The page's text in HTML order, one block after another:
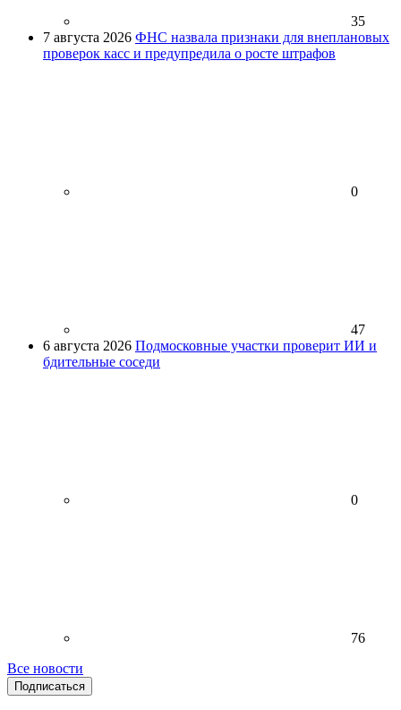
35
7 августа 2026 ФНС назвала признаки для внеплановых
проверок касс и предупредила о росте штрафов
0
47
6 августа 2026 Подмосковные участки проверит ИИ и
бдительные соседи
0
76
Все новости
Подписаться